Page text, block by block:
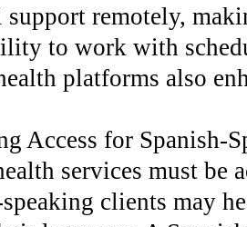
support remotely,
to work with
platforms also
Access for Spanish-
services must be
clients may